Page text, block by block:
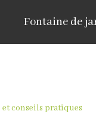
Fontaine de
conseils pratiques